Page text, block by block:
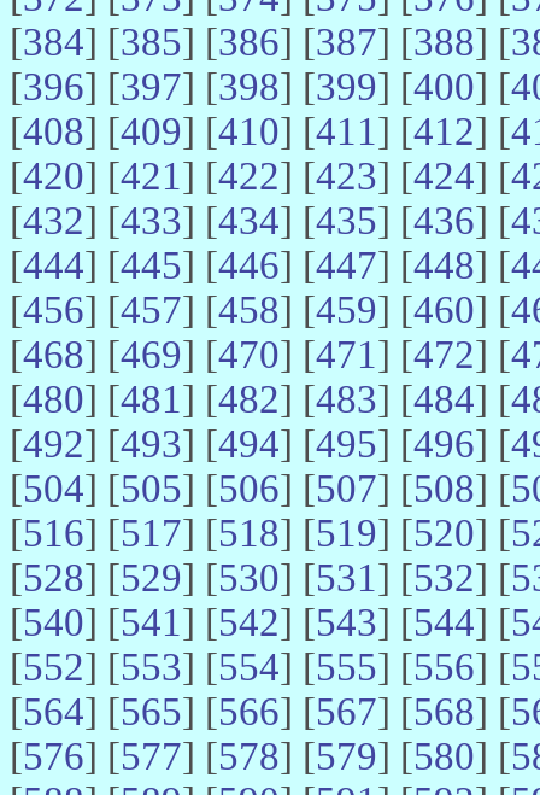
[384] [385] [386] [387] [388] [
[396] [397] [398] [399] [400] [
[408] [409] [410] [411] [412] [
[420] [421] [422] [423] [424] [
[432] [433] [434] [435] [436] [
[444] [445] [446] [447] [448] [
[456] [457] [458] [459] [460] [
[468] [469] [470] [471] [472] [
[480] [481] [482] [483] [484] [
[492] [493] [494] [495] [496] [
[504] [505] [506] [507] [508] [
[516] [517] [518] [519] [520] [
[528] [529] [530] [531] [532] [
[540] [541] [542] [543] [544] [
[552] [553] [554] [555] [556] [
[564] [565] [566] [567] [568] [
[576] [577] [578] [579] [580] [